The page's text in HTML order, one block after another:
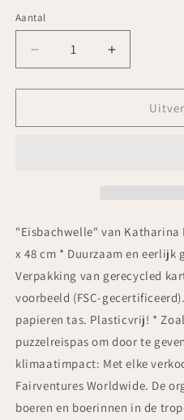
Aantal
Aantal
Aantal
verlagen
voor
Puzzle
Aantal
verhogen
voor
Puzzle
"Eisbachwelle" van Katharina
x 48 cm * Duurzaam en eerlijk
Verpakking van gerecycled
voorbeeld (FSC-
papieren tas. Plasticvrij! *
puzzelreispas om door te
klimaatimpact: Met elke
Fairventures Worldwide. De
boeren en boerinnen in de